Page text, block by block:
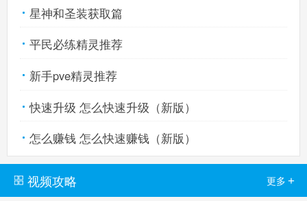
星神和圣装获取篇
平民必练精灵推荐
新手pve精灵推荐
快速升级 怎么快速升级（新版）
怎么赚钱 怎么快速赚钱（新版）
视频攻略 更多 +